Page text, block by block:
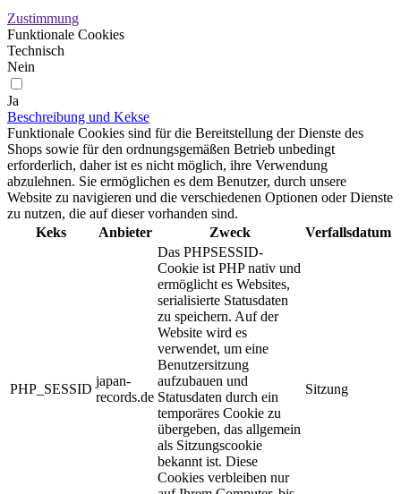
Zustimmung
Funktionale Cookies
Technisch
Nein
Ja
Beschreibung und Kekse
Funktionale Cookies sind für die Bereitstellung der Dienste des
Shops sowie für den ordnungsgemäßen Betrieb unbedingt
erforderlich, daher ist es nicht möglich, ihre Verwendung
abzulehnen. Sie ermöglichen es dem Benutzer, durch unsere
Website zu navigieren und die verschiedenen Optionen oder Dienste
zu nutzen, die auf dieser vorhanden sind.
Keks
Anbieter Zweck Verfallsdatum
PHP_SESSID
japan-
records.de
Das PHPSESSID-
Cookie ist PHP nativ und
ermöglicht es Websites,
serialisierte Statusdaten
zu speichern. Auf der
Website wird es
verwendet, um eine
Benutzersitzung
aufzubauen und
Statusdaten durch ein
temporäres Cookie zu
übergeben, das allgemein
als Sitzungscookie
bekannt ist. Diese
Cookies verbleiben nur
Sitzung